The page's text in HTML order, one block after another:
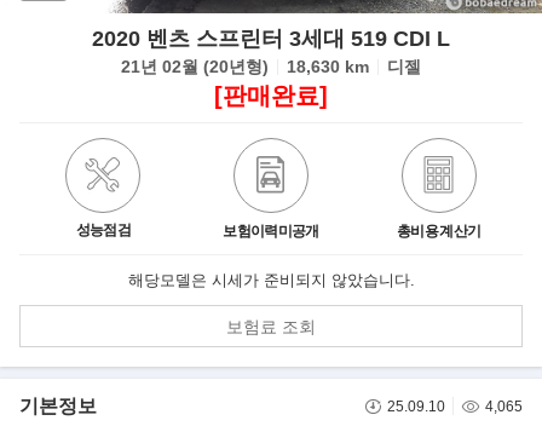
2020 벤츠 스프린터 3세대 519 CDI L
21년 02월 (20년형) 18,630 km 디젤
[판매완료]
성능점검 보험이력미공개 총비용 계산기
해당모델은 시세가 준비되지 않았습니다.
보험료 조회
기본정보 25.09.10 4,065